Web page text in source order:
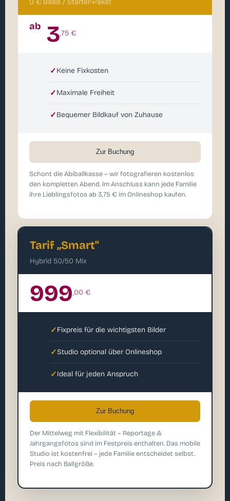
0 € Basis / Starter-Paket
ab 3,75 €
✓Keine Fixkosten
✓Maximale Freiheit
✓Bequemer Bildkauf von Zuhause
Zur Buchung
Schont die Abiballkasse – wir fotografieren kostenlos
den kompletten Abend. Im Anschluss kann jede Familie
ihre Lieblingsfotos ab 3,75 € im Onlineshop kaufen.
Tarif „Smart"
Hybrid 50/50 Mix
999,00 €
✓Fixpreis für die wichtigsten Bilder
✓Studio optional über Onlineshop
✓Ideal für jeden Anspruch
Zur Buchung
Der Mittelweg mit Flexibilität – Reportage &
Jahrgangsfotos sind im Festpreis enthalten. Das mobile
Studio ist kostenfrei – jede Familie entscheidet selbst.
Preis nach Ballgröße.